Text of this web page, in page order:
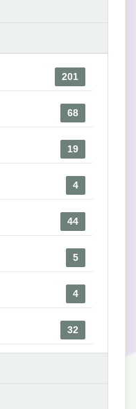
201
68
19
4
44
5
4
32